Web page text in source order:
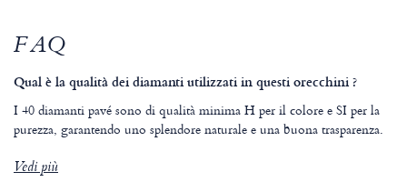
FAQ
Qual è la qualità dei diamanti utilizzati in questi orecchini ?
I 40 diamanti pavé sono di qualità minima H per il colore e SI per la
purezza, garantendo uno splendore naturale e una buona trasparenza.
Vedi più